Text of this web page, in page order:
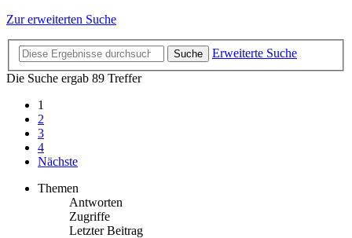
Zur erweiterten Suche
Suche
Erweiterte Suche
Die Suche ergab 89 Treffer
1
2
3
4
Nächste
Themen
Antworten
Zugriffe
Letzter Beitrag